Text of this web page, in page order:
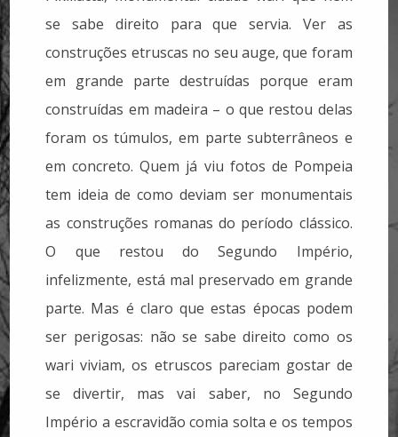
se sabe direito para que servia. Ver as
construções etruscas no seu auge, que foram
em grande parte destruídas porque eram
construídas em madeira – o que restou delas
foram os túmulos, em parte subterrâneos e
em concreto. Quem já viu fotos de Pompeia
tem ideia de como deviam ser monumentais
as construções romanas do período clássico.
O que restou do Segundo Império,
infelizmente, está mal preservado em grande
parte. Mas é claro que estas épocas podem
ser perigosas: não se sabe direito como os
wari viviam, os etruscos pareciam gostar de
se divertir, mas vai saber, no Segundo
Império a escravidão comia solta e os tempos